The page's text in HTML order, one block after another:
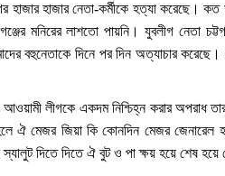
হাজার হাজার নেতা-কর্মীকে হত্যা করেছে।
মনিরের লাশতো পায়নি। যুবলীগ নেতা
বহুনেতাকে দিনে পর দিন অত্যাচার
আওয়ামী লীগকে একদম নিশ্চিহ্ন করার অপরাধ
ঐ মেজর জিয়া কি কোনদিন মেজর জেনারেল
দিতে দিতে ঐ বুট ও পা ক্ষয় হয়ে শেষ হয়ে